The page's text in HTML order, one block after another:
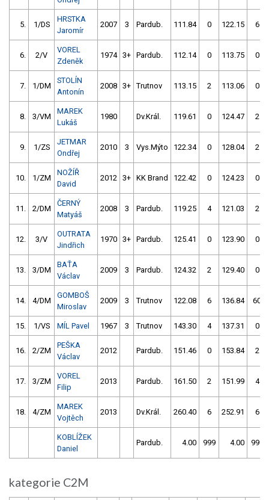
5. 1/DS
HRSTKA
Jaromír
2007 3 Pardub. 111.84 0 122.15 6
6. 2/V
VOREL
Zdeněk
1974 3+ Pardub. 112.14 0 113.75 0
7. 1/DM
STOLÍN
Antonín
2008 3+ Trutnov 113.15 2 113.06 0
8. 3/VM
MAREK
Lukáš
1980 Dv.Král. 119.61 0 124.47 2
9. 1/ZS
JETMAR
Ondřej
2010 3 Vys.Mýto 122.34 0 128.04 2
10. 1/ZM
NOŽÍŘ
David
2012 3+ KK Brand 122.42 0 124.23 0
11. 2/DM
ČERNÝ
Matyáš
2008 3 Pardub. 119.25 4 121.03 2
12. 3/V
OUTRATA
Jindřich
1970 3+ Pardub. 125.41 0 123.90 0
13. 3/DM
BAŤA
Václav
2009 3 Pardub. 124.32 2 129.40 0
14. 4/DM
GOMBOŠ
Miroslav
2009 3 Trutnov 122.08 6 136.84 60
15. 1/VS MÍL Pavel 1967 3 Trutnov 143.30 4 137.31 0
16. 2/ZM
PEŠKA
Václav
2012 Pardub. 151.46 0 153.84 2
17. 3/ZM
VOREL
Filip
2013 Pardub. 161.50 2 151.99 4
18. 4/ZM
MAREK
Vojtěch
2013 Dv.Král. 260.40 6 252.91 6
KOBLÍŽEK
Daniel
Pardub. 4.00 999 4.00 999
kategorie C2M